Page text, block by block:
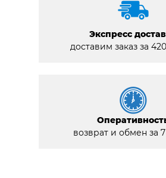
Экспресс
доставим заказ за
возврат и обмен за